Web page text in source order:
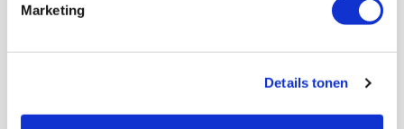
Marketing
Details tonen